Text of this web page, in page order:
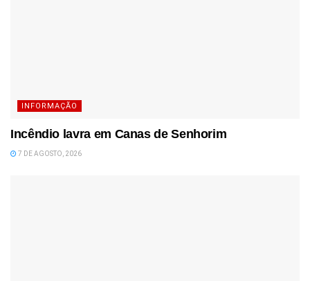
INFORMAÇÃO
Incêndio lavra em Canas de Senhorim
7 DE AGOSTO, 2026